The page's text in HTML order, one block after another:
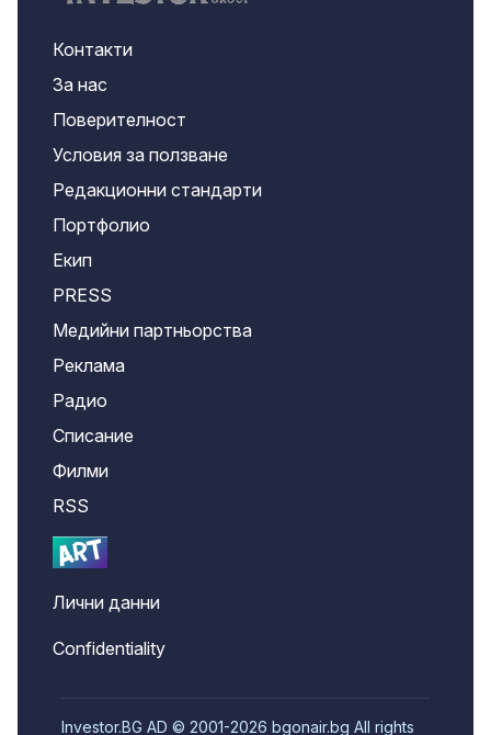
Контакти
За нас
Поверителност
Условия за ползване
Редакционни стандарти
Портфолио
Екип
PRESS
Медийни партньорства
Реклама
Радио
Списание
Филми
RSS
Лични данни
Confidentiality
Investor.BG AD © 2001-2026 bgonair.bg All rights